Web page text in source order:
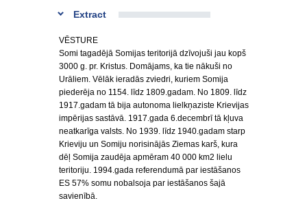
Extract
VĒSTURE
Somi tagadējā Somijas teritorijā dzīvojuši jau kopš
3000 g. pr. Kristus. Domājams, ka tie nākuši no
Urāliem. Vēlāk ieradās zviedri, kuriem Somija
piederēja no 1154. līdz 1809.gadam. No 1809. līdz
1917.gadam tā bija autonoma lielkņaziste Krievijas
impērijas sastāvā. 1917.gada 6.decembrī tā kļuva
neatkarīga valsts. No 1939. līdz 1940.gadam starp
Krieviju un Somiju norisinājās Ziemas karš, kura
dēļ Somija zaudēja apmēram 40 000 km2 lielu
teritoriju. 1994.gada referendumā par iestāšanos
ES 57% somu nobalsoja par iestāšanos šajā
savienībā.